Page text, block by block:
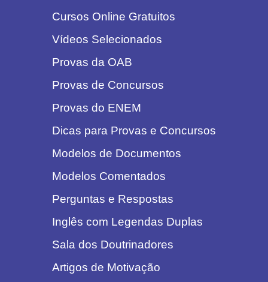
Cursos Online Gratuitos
Vídeos Selecionados
Provas da OAB
Provas de Concursos
Provas do ENEM
Dicas para Provas e Concursos
Modelos de Documentos
Modelos Comentados
Perguntas e Respostas
Inglês com Legendas Duplas
Sala dos Doutrinadores
Artigos de Motivação